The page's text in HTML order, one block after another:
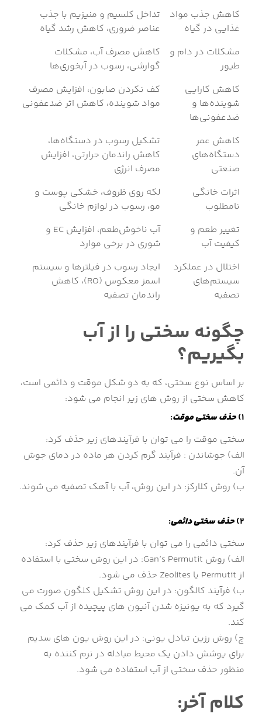
کاهش جذب مواد
غذایی در گیاه
تداخل کلسیم و منیزیم با جذب
عناصر ضروری، کاهش رشد گیاه
مشکلات در دام و
طیور
کاهش مصرف آب، مشکلات
گوارشی، رسوب در آبخوری‌ها
کاهش کارایی
شوینده‌ها و
ضدعفونی‌ها
کف نکردن صابون، افزایش مصرف
مواد شوینده، کاهش اثر ضدعفونی
کاهش عمر
دستگاه‌های
صنعتی
تشکیل رسوب در دستگاه‌ها،
کاهش راندمان حرارتی، افزایش
مصرف انرژی
اثرات خانگی
نامطلوب
لکه روی ظروف، خشکی پوست و
مو، رسوب در لوازم خانگی
تغییر طعم و
کیفیت آب
آب ناخوش‌طعم، افزایش EC و
شوری در برخی موارد
اختلال در عملکرد
سیستم‌های
تصفیه
ایجاد رسوب در فیلترها و سیستم
اسمز معکوس (RO)، کاهش
راندمان تصفیه
چگونه سختی را از آب
بگیریم؟
بر اساس نوع سختی، که به دو شکل موقت و دائمی است،
کاهش سختی از روش های زیر انجام می شود:
1) حذف سختی موقت:
سختی موقت را می توان با فرآیندهای زیر حذف کرد:
الف) جوشاندن : فرآیند گرم کردن هر ماده در دمای جوش
آن.
ب) روش کلارکز: در این روش، آب با آهک تصفیه می شوند.
2) حذف سختی دائمی:
سختی دائمی را می توان با فرآیندهای زیر حذف کرد:
الف) روش Gan’s Permutit: در این روش سختی با استفاده
از Permutit یا Zeolites حذف می شود.
ب) فرآیند کالگون: در این روش تشکیل کلگون صورت می
گیرد که به یونیزه شدن آنیون های پیچیده از آب کمک می
کند.
ج) روش رزین تبادل یونی: در این روش یون های سدیم
برای پوشش دادن یک محیط مبادله در نرم کننده به
منظور حذف سختی از آب استفاده می شود.
کلام آخر: